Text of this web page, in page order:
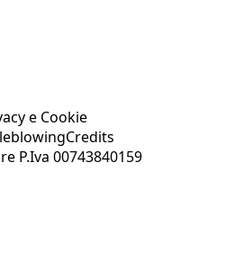
e Cookie
Credits
P.Iva 00743840159